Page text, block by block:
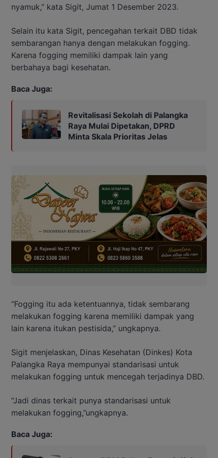
nyamuk,” kata Sigit, Jumat 1 Desember 2023.
Selain itu kata Sigit, pencegahan terkait DBD tidak
sembarangan hanya dengan melakukan fogging.
Karena fogging memiliki dampak lain yang
berbahaya bagi kesehatan.
Baca Juga:
Revitalisasi Sekolah di Palangka
Raya Mulai Dipetakan, DPRD
Minta Skala Prioritas Jelas
“Fogging itu ada ketentuannya, tidak sembarang
melakukan fogging karena memiliki dampak yang
lain karena itukan pestisida,” ungkapnya.
Sigit menjelaskan, Dinas Kesehatan (Dinkes) Kota
Palangka Raya mempunyai standarisasi untuk
melakukan fogging untuk mencegah terjadinya DBD.
“Jadi dinas terkait punya standarisasi untuk
melakukan fogging,”ungkapnya.
Baca Juga: